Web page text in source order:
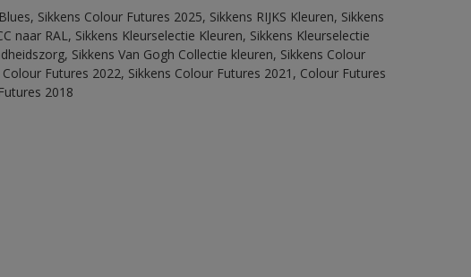
Sikkens Colour Futures 2025, Sikkens RIJKS Kleuren, Sikkens
naar RAL, Sikkens Kleurselectie Kleuren, Sikkens Kleurselectie
Sikkens Van Gogh Collectie kleuren, Sikkens Colour
Futures 2022, Sikkens Colour Futures 2021, Colour Futures
2018